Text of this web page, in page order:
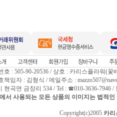
호 : 505-90-20536 / 상호 : 카리스플라워(꽃
책임자 : 김형식 / 메일주소 :
현곡면 금장리 534 / Tel : ☎010-3636-7946
서 사용되는 모든 상품의 이미지는 법적
Copyright(c)2005 카리